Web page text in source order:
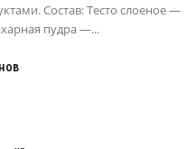
Состав: Тесто слоеное —
пудра —...